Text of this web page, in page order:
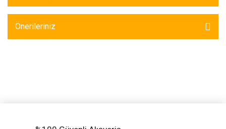
Önerileriniz